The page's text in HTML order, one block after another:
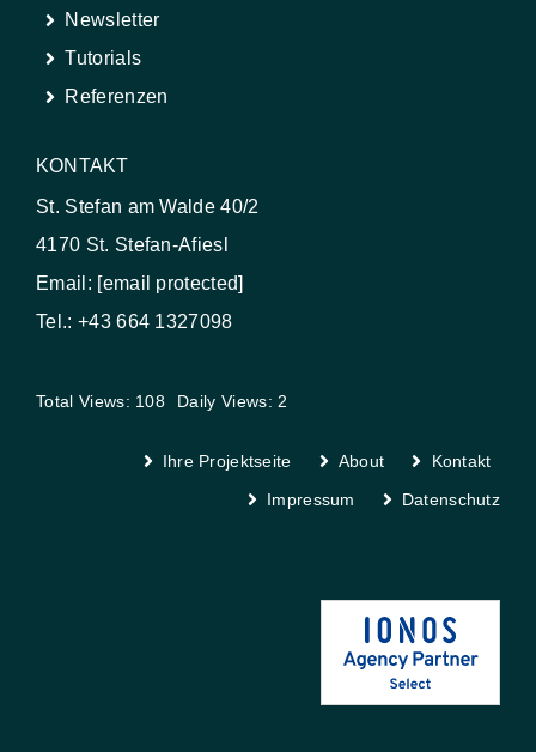
Newsletter
Tutorials
Referenzen
KONTAKT
St. Stefan am Walde 40/2
4170 St. Stefan-Afiesl
Email: [email protected]
Tel.: +43 664 1327098
Total Views: 108 Daily Views: 2
Ihre Projektseite About
Kontakt
Impressum
Datenschutz